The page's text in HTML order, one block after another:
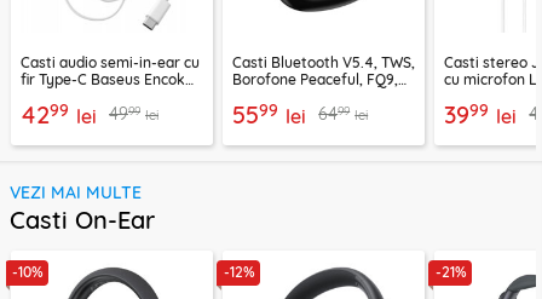
Casti audio semi-in-ear cu
fir Type-C Baseus Encok
4299 lei 4999 lei
Casti Bluetooth V5.4, TWS,
Borofone Peaceful, FQ9,
5599 lei 6499 lei
Casti stereo
cu microfon
3999 lei
VEZI MAI MULTE
Casti On-Ear
-10% -12% -21%